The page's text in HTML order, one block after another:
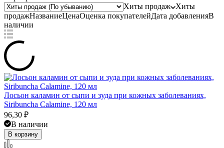
Хиты продаж
Хиты
продажНазваниеЦенаОценка покупателейДата добавленияВ
наличии
Лосьон каламин от сыпи и зуда при кожных заболеваниях,
Siribuncha Calamine, 120 мл
96,30 ₽
В наличии
В корзину